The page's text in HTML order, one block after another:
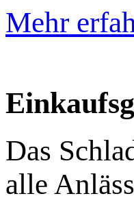
Mehr
Das
alle